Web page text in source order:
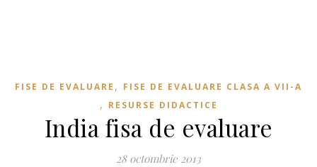
FISE DE EVALUARE , FISE DE EVALUARE CLASA A VII-A
, RESURSE DIDACTICE
India fisa de evaluare
28 octombrie 2013